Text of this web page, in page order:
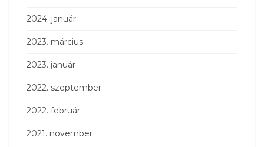
2024. január
2023. március
2023. január
2022. szeptember
2022. február
2021. november